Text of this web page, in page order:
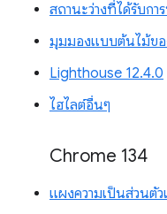
สถานะว่างที่ได้รับกา
มุมมองแบบต้นไม้ขอ
Lighthouse 12.4.0
ไฮไลต์อื่นๆ
Chrome 134
แผงความเป็นส่วนตั